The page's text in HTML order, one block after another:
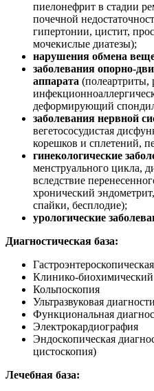
пиелонефрит в стадии
почечной
гипертонии, цистит,
мочекислые диатезы);
нарушения обмена
заболевания опорно-
аппарата (полеартриты,
деформирующий
заболевания нервной
вегетососудистая
корешков и сплетений,
гинекологические
менструального цикла,
вследствие
хронический
спайки, бесплодие);
урологические
Диагностическая база:
Клинико-биохимический
Кольпоскопия
Ультразвуковая
Функциональная
Электрокардиография
Эндоскопическая
цистоскопия)
Лечебная база: